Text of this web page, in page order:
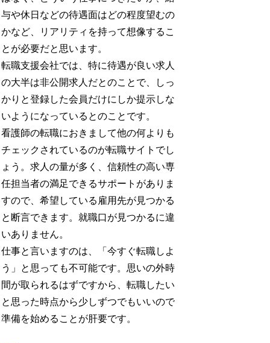
与や休日などの待遇面はどの程度望むの
かなど、リアリティを持って想像するこ
とが必要だと思います。
転職支援会社では、特に待遇が良い求人
の大半は非公開求人だとのことで、しっ
かりと登録した会員だけにしか提示しな
いようになっているとのことです。
看護師の転職におきまして他の何よりも
チェックされているのが転職サイトでし
ょう。求人の量が多く、信頼性の高い専
任担当者の満足できるサポートがありま
すので、希望している雇用先が見つかる
と断言できます。就職口が見つかるに違
いありません。
仕事と言いますのは、「今すぐ転職しよ
う」と思っても不可能です。思いの外時
間が取られるはずですから、転職したい
と思った時点から少しずつでもいいので
準備を始めることが肝要です。